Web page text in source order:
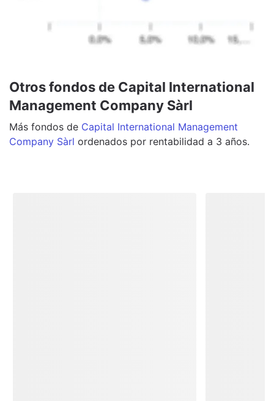
Otros fondos de Capital International
Management Company Sàrl
Más fondos de Capital International Management
Company Sàrl ordenados por rentabilidad a 3 años.